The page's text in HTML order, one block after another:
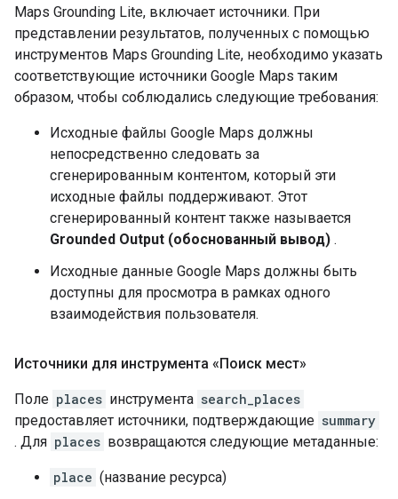
Maps Grounding Lite, включает источники. При
представлении результатов, полученных с помощью
инструментов Maps Grounding Lite, необходимо указать
соответствующие источники Google Maps таким
образом, чтобы соблюдались следующие требования:
Исходные файлы Google Maps должны
непосредственно следовать за
сгенерированным контентом, который эти
исходные файлы поддерживают. Этот
сгенерированный контент также называется
Grounded Output (обоснованный вывод) .
Исходные данные Google Maps должны быть
доступны для просмотра в рамках одного
взаимодействия пользователя.
Источники для инструмента «Поиск мест»
Поле places инструмента search_places
предоставляет источники, подтверждающие summary
. Для places возвращаются следующие метаданные:
place (название ресурса)